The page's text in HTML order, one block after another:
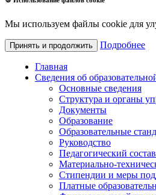
Мы используем файлы cookie для
Принять и продолжить Подробнее
Главная
Сведения об
Основные сведения
Структура и органы
Документы
Образование
Образовательные
Руководство
Педагогический состав
Материально-
Стипендии и меры
Платные